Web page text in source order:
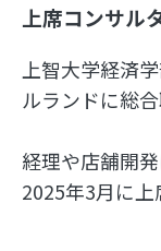
上席コンサル
上智大学経済
ルランドに総
経理や店舗開
2025年3月に上